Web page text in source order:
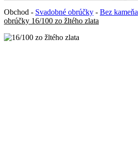
Obchod - Svadobné obrúčky - Bez kameňa
obrúčky 16/100 zo žltého zlata